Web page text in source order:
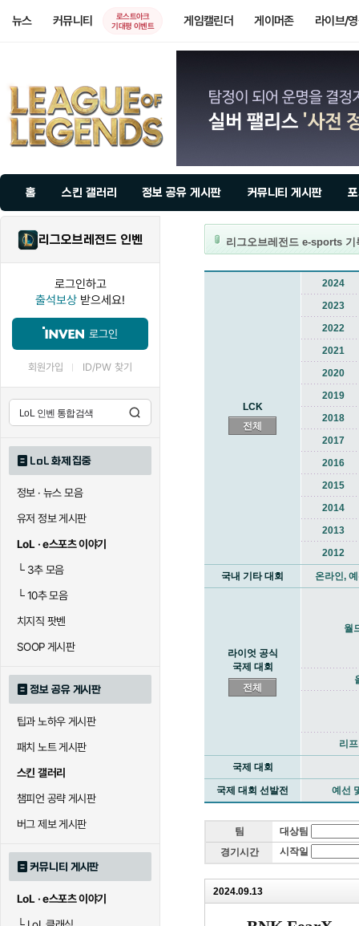
뉴스 커뮤니티
로스트아크
기대평 이벤트
게임캘린더 게이머존 라이브/
홈 스킨 갤러리 정보 공유 게시판 커뮤니티 게시판
리그오브레전드 인벤
로그인하고
출석보상 받으세요!
로그인
회원가입 ID/PW 찾기
LoL 화제 집중
정보 · 뉴스 모음
유저 정보 게시판
LoL · e스포츠 이야기
└3추 모음
└10추 모음
치지직 팟벤
SOOP 게시판
정보 공유 게시판
팁과 노하우 게시판
패치 노트 게시판
스킨 갤러리
챔피언 공략 게시판
버그 제보 게시판
커뮤니티 게시판
LoL · e스포츠 이야기
리그오브레전드 e-sports
LCK
전체
2024
2023
2022
2021
2020
2019
2018
2017
2016
2015
2014
2013
2012
국내 기타 대회 온라인,
라이엇 공식
국제 대회
전체
월
리
국제 대회
국제 대회 선발전 예선
팀
대상팀
경기시간
시작일
2024.09.13